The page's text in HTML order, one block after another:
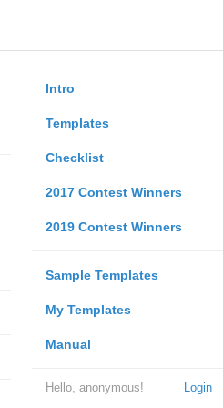
Intro
Templates
Checklist
2017 Contest Winners
2019 Contest Winners
Sample Templates
My Templates
Manual
Login
Hello, anonymous!